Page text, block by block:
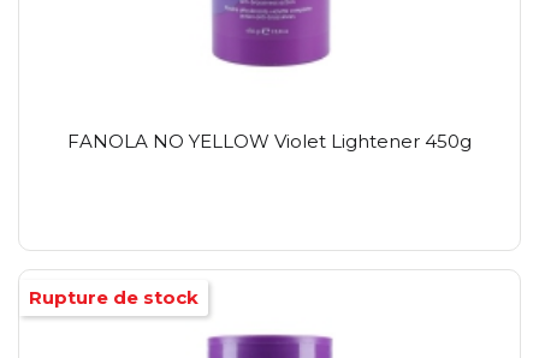
FANOLA NO YELLOW Violet Lightener 450g
Rupture de stock